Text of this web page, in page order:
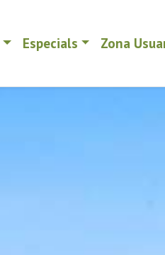
Especials Zona